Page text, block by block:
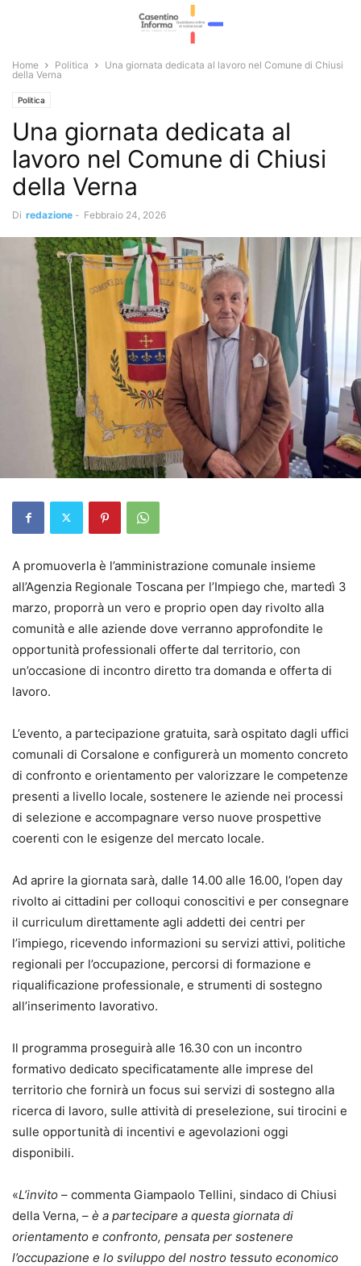
Home Politica
Una giornata dedicata al lavoro nel Comune di Chiusi
della Verna
Politica
Una giornata dedicata al
lavoro nel Comune di Chiusi
della Verna
Di redazione - Febbraio 24, 2026
A promuoverla è l’amministrazione comunale insieme
all’Agenzia Regionale Toscana per l’Impiego che, martedì 3
marzo, proporrà un vero e proprio open day rivolto alla
comunità e alle aziende dove verranno approfondite le
opportunità professionali offerte dal territorio, con
un’occasione di incontro diretto tra domanda e offerta di
lavoro.
L’evento, a partecipazione gratuita, sarà ospitato dagli uffici
comunali di Corsalone e configurerà un momento concreto
di confronto e orientamento per valorizzare le competenze
presenti a livello locale, sostenere le aziende nei processi
di selezione e accompagnare verso nuove prospettive
coerenti con le esigenze del mercato locale.
Ad aprire la giornata sarà, dalle 14.00 alle 16.00, l’open day
rivolto ai cittadini per colloqui conoscitivi e per consegnare
il curriculum direttamente agli addetti dei centri per
l’impiego, ricevendo informazioni su servizi attivi, politiche
regionali per l’occupazione, percorsi di formazione e
riqualificazione professionale, e strumenti di sostegno
all’inserimento lavorativo.
Il programma proseguirà alle 16.30 con un incontro
formativo dedicato specificatamente alle imprese del
territorio che fornirà un focus sui servizi di sostegno alla
ricerca di lavoro, sulle attività di preselezione, sui tirocini e
sulle opportunità di incentivi e agevolazioni oggi
disponibili.
«L’invito – commenta Giampaolo Tellini, sindaco di Chiusi
della Verna, – è a partecipare a questa giornata di
orientamento e confronto, pensata per sostenere
l’occupazione e lo sviluppo del nostro tessuto economico